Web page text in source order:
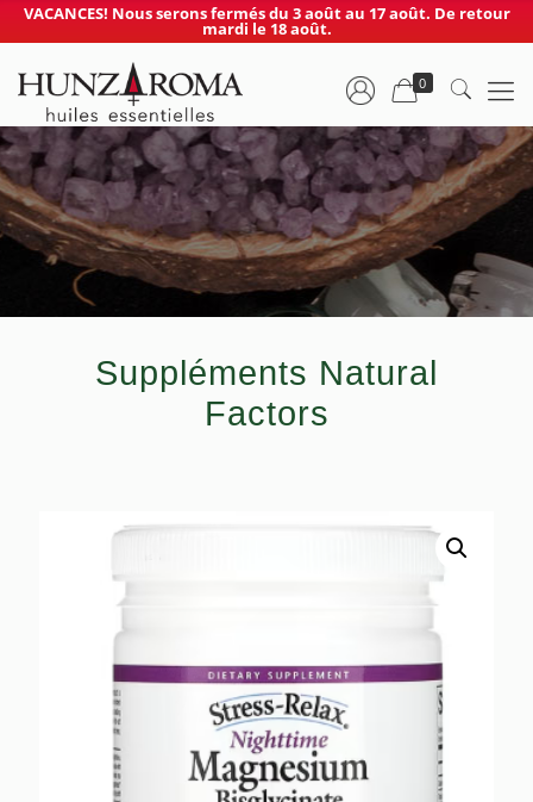
VACANCES! Nous serons fermés du 3 août au 17 août. De retour
mardi le 18 août.
0
Suppléments Natural
Factors